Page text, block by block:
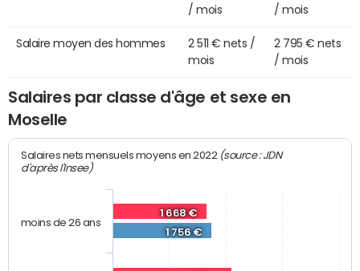
/ mois
/ mois
Salaire moyen des hommes
2 511 € nets /
mois
2 795 € nets
/ mois
Salaires par classe d'âge et sexe en
Moselle
Salaires nets mensuels moyens en 2022 (source : JDN
d'après l'Insee)
1 668 €
1 756 €
moins de 26 ans